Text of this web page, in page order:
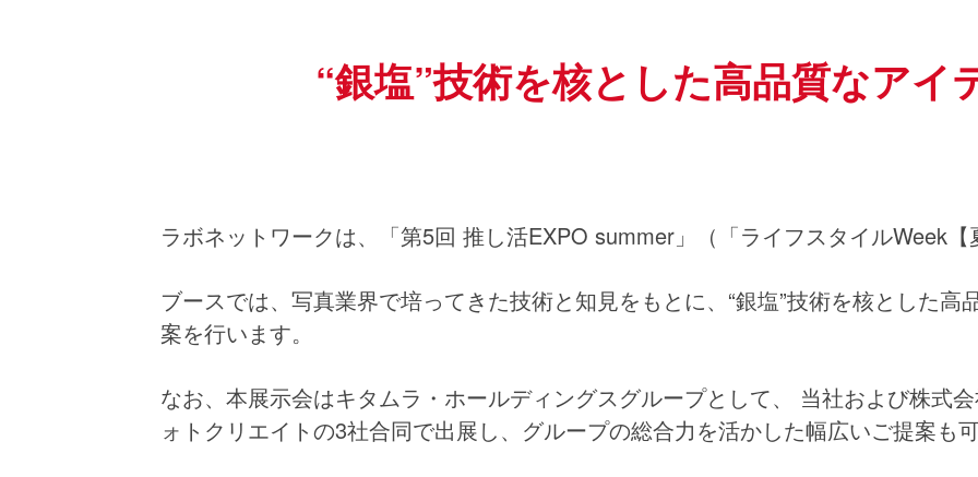
“銀塩”技術を核とした高品質なアイ
ラボネットワークは、「第5回 推し活EXPO summer」（「ライフスタイルWeek【
ブースでは、写真業界で培ってきた技術と知見をもとに、“銀塩”技術を核とした高
案を行います。
なお、本展示会はキタムラ・ホールディングスグループとして、 当社および株式
ォトクリエイトの3社合同で出展し、グループの総合力を活かした幅広いご提案も可